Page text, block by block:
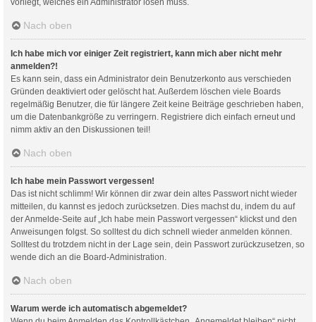
Nach oben
Ich habe mich vor einiger Zeit registriert, kann mich aber nicht mehr
anmelden?!
Es kann sein, dass ein Administrator dein Benutzerkonto aus verschieden
Gründen deaktiviert oder gelöscht hat. Außerdem löschen viele Boards
regelmäßig Benutzer, die für längere Zeit keine Beiträge geschrieben haben,
um die Datenbankgröße zu verringern. Registriere dich einfach erneut und
nimm aktiv an den Diskussionen teil!
Nach oben
Ich habe mein Passwort vergessen!
Das ist nicht schlimm! Wir können dir zwar dein altes Passwort nicht wieder
mitteilen, du kannst es jedoch zurücksetzen. Dies machst du, indem du auf
der Anmelde-Seite auf „Ich habe mein Passwort vergessen“ klickst und den
Anweisungen folgst. So solltest du dich schnell wieder anmelden können.
Solltest du trotzdem nicht in der Lage sein, dein Passwort zurückzusetzen, so
wende dich an die Board-Administration.
Nach oben
Warum werde ich automatisch abgemeldet?